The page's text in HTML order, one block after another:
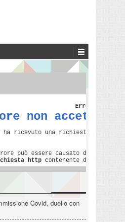
Covid, duello con